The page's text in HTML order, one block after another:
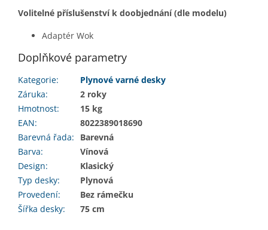
Volitelné příslušenství k doobjednání (dle modelu)
Adaptér Wok
Doplňkové parametry
Kategorie:
Plynové varné desky
Záruka:
2 roky
Hmotnost:
15 kg
EAN:
8022389018690
Barevná řada:
Barevná
Barva:
Vínová
Design:
Klasický
Typ desky:
Plynová
Provedení:
Bez rámečku
Šířka desky: 75 cm